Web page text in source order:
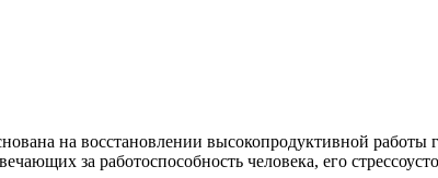
на восстановлении высокопродуктивной работы
за работоспособность человека, его